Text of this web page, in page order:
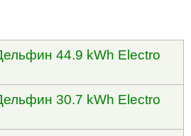
44.9 kWh Electro
30.7 kWh Electro